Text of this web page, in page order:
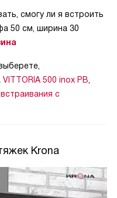
смогу ли я встроить
50 см, ширина 30
VITTORIA 500 inox PB,
с
Krona